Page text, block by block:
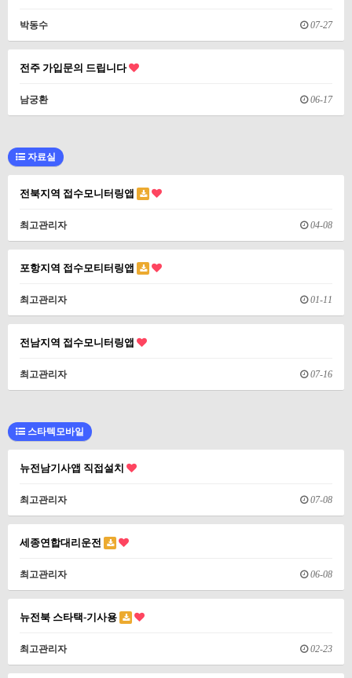
박동수 07-27
전주 가입문의 드립니다
남궁환 06-17
자료실
전북지역 접수모니터링앱
최고관리자 04-08
포항지역 접수모티터링앱
최고관리자 01-11
전남지역 접수모니터링앱
최고관리자 07-16
스타텍모바일
뉴전남기사앱 직접설치
최고관리자 07-08
세종연합대리운전
최고관리자 06-08
뉴전북 스타택-기사용
최고관리자 02-23